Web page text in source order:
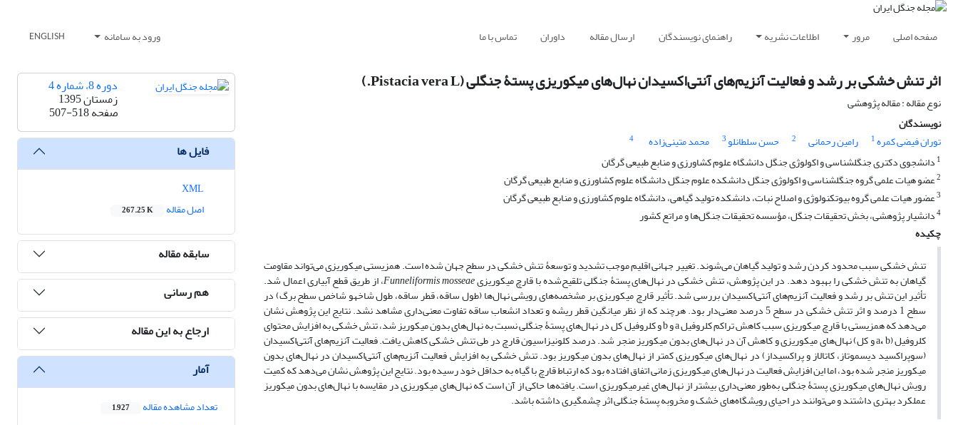
صفحه اصلی مرور اطلاعات نشریه راهنمای نویسندگان ارسال مقاله داوران تماس با ما ورود به سامانه ENGLISH
اثر تنش خشکی بر رشد و فعالیت آنزیم‌های آنتی‌اکسیدان نهال‌های میکوریزی پستۀ جنگلی (Pistacia vera L.)
نوع مقاله : مقاله پژوهشی
نویسندگان
توران فیضی کمره1 رامین رحمانی 2 حسن سلطانلو3 محمد متینی‌زاده
4
1 دانشجوی دکتری جنگلشناسی و اکولوژی جنگل دانشگاه علوم کشاورزی و منابع طبیعی گرگان
2عضو هیات علمی گروه جنگلشناسی و اکولوژی جنگل دانشکده علوم جنگل دانشگاه علوم کشاورزی و منابع طبیعی گرگان
3عضور هیات علمی گروه بیوتکنولوژی و اصلاح نبات، دانشکده تولید گیاهی، دانشگاه‌ علوم کشاورزی و منابع طبیعی گرگان
4دانشیار پژوهشی، بخش تحقیقات جنگل، مؤسسه تحقیقات جنگل‌ها و مراتع کشور
چکیده
تنش خشکی سبب محدود کردن رشد و تولید گیاهان می‌شوند. تغییر جهانی اقلیم موجب تشدید و توسعۀ تنش خشکی در سطح جهان شده است. همزیستی میکوریزی می‌تواند مقاومت
گیاهان به تنش خشکی را بهبود دهد. در این پژوهش، تنش خشکی در نهال‌های پستۀ جنگلی تلقیح‌شده با قارچ میکوریزیFunneliformis mosseae، از طریق قطع آبیاری اعمال شد.
تأثیر این تنش بر رشد و فعالیت آنزیم‌های آنتی‌اکسیدان بررسی شد. تأثیر قارچ میکوریزی بر مشخصه‌های رویشی نهال‌ها (طول ساقه، قطر ساقه، طول شاخهو شاخص سطح برگ) در
سطح 1 درصد و اثر تنش خشکی در سطح 5 درصد معنی‌دار بود. هرچند که از نظر میانگین قطر ریشه و تعداد انشعاب ساقه تفاوت معنی‌داری مشاهد نشد. نتایج این پژوهش نشان
می‌دهد که همزیستی با قارچ میکوریزی سبب کاهش تراکم کلروفیل a و b و کلروفیل کل در نهال‌های پستۀ جنگلی نسبت به نهال‌های بدون میکوریز شد، تنش خشکی به افزایش محتوای
کلروفیل (a ، b و کل) نهال‌های میکوریزی و کاهش آن در نهال‌های بدون‌ میکوریز منجر شد. درصد کلونیزاسیون قارچ در طی تنش خشکی کاهش یافت. فعالیت آنزیم‌های آنتی‌اکسیدان
(سوپراکسید دیسموتاز، کاتالاز و پراکسیداز) در نهال‌های میکوریزی کمتر از نهال‌های بدون‌ میکوریز بود. تنش خشکی به افزایش فعالیت آنزیم‌های آنتی‌اکسیدان در نهال‌های بدون
میکوریز منجر شده بود، اما این افزایش فعالیت در نهال‌های میکوریزی زمانی اتفاق افتاده بود که ارتباط قارچ با گیاه به حداقل خود رسیده بود. نتایج این پژوهش نشان می‌دهد که کمیت
رویش نهال‌های میکوریزی پستۀ جنگلی به‌طور معنی‌داری بیشتر از نهال‌های غیرمیکوریزی است. یافته‌ها حاکی از آن است که نهال‌های میکوریزی در مقایسه با نهال‌های بدون‌ میکوریز
عملکرد بهتری داشتند و می‌توانند در احیای رویشگاه‌های خشک و مخروبه پستۀ جنگلی اثر چشمگیری داشته باشد.
دوره 8، شماره 4
زمستان 1395
صفحه507-518
فایل ها
اصل مقاله
267.25 K
سابقه مقاله
هم رسانی
ارجاع به این مقاله
آمار
تعداد مشاهده مقاله 1,927